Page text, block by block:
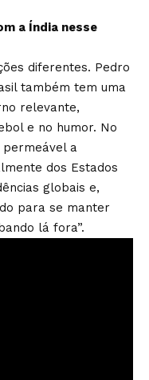
a Índia nesse
diferentes. Pedro
também tem uma
relevante,
e no humor. No
a
dos Estados
globais e,
para se manter
lá fora”.